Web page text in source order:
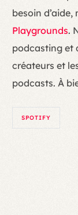
besoin
Playgrounds.
podcasting et
créateurs et
podcasts. À
SPOTIFY